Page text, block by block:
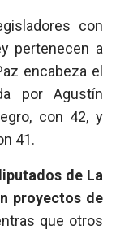
con
pertenecen a
encabeza el
por Agustín
con 42, y
41.
de La
proyectos de
que otros